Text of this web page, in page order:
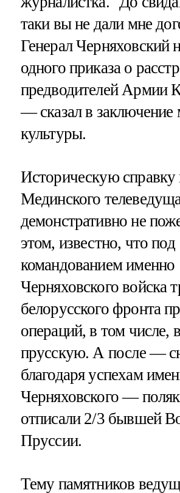
таки вы не дали мне
Генерал Черняховский
одного приказа о
предводителей Армии
— сказал в заключение
культуры.
Историческую справку
Мединского
демонстративно не
этом, известно, что под
командованием именно
Черняховского войска
белорусского фронта
операций, в том числе,
прусскую. А после —
благодаря успехам
Черняховского —
отписали 2/3 бывшей
Пруссии.
Тему памятников